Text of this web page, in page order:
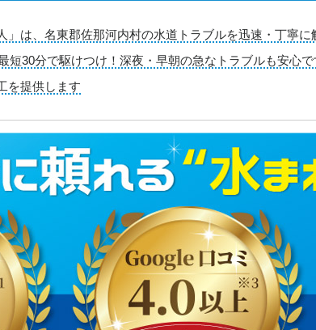
」は、名東郡佐那河内村の水道トラブルを迅速・丁寧
短30分で駆けつけ！深夜・早朝の急なトラブルも安心
を提供します